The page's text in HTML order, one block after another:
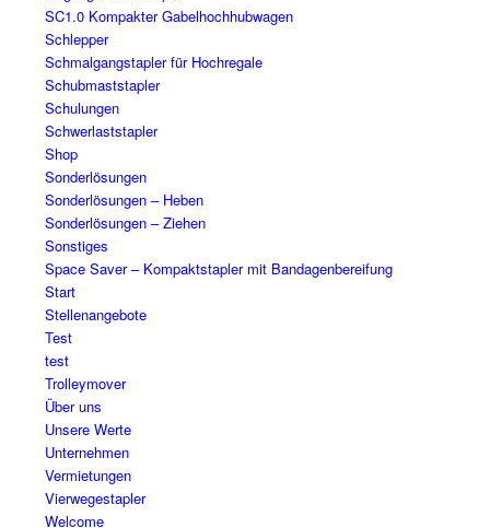
SC1.0 Kompakter Gabelhochhubwagen
Schlepper
Schmalgangstapler für Hochregale
Schubmaststapler
Schulungen
Schwerlaststapler
Shop
Sonderlösungen
Sonderlösungen – Heben
Sonderlösungen – Ziehen
Sonstiges
Space Saver – Kompaktstapler mit Bandagenbereifung
Start
Stellenangebote
Test
test
Trolleymover
Über uns
Unsere Werte
Unternehmen
Vermietungen
Vierwegestapler
Welcome